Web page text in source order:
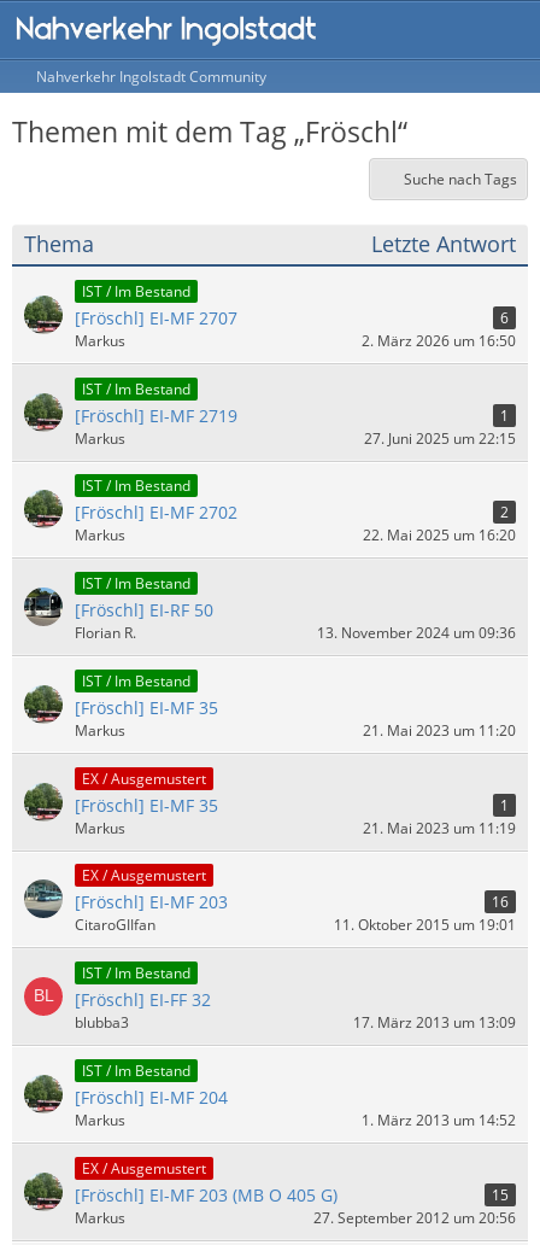
Nahverkehr Ingolstadt Community
Themen mit dem Tag „Fröschl“
Suche nach Tags
Thema Letzte Antwort
IST / Im Bestand
[Fröschl] EI-MF 2707
6
Markus
2. März 2026 um 16:50
IST / Im Bestand
[Fröschl] EI-MF 2719
1
Markus
27. Juni 2025 um 22:15
IST / Im Bestand
[Fröschl] EI-MF 2702
2
Markus
22. Mai 2025 um 16:20
IST / Im Bestand
[Fröschl] EI-RF 50
Florian R. 13. November 2024 um 09:36
IST / Im Bestand
[Fröschl] EI-MF 35
Markus 21. Mai 2023 um 11:20
EX / Ausgemustert
[Fröschl] EI-MF 35
1
Markus
21. Mai 2023 um 11:19
EX / Ausgemustert
[Fröschl] EI-MF 203
16
CitaroGIIfan
11. Oktober 2015 um 19:01
IST / Im Bestand
[Fröschl] EI-FF 32
blubba3 17. März 2013 um 13:09
IST / Im Bestand
[Fröschl] EI-MF 204
Markus 1. März 2013 um 14:52
EX / Ausgemustert
[Fröschl] EI-MF 203 (MB O 405 G)
15
Markus
27. September 2012 um 20:56